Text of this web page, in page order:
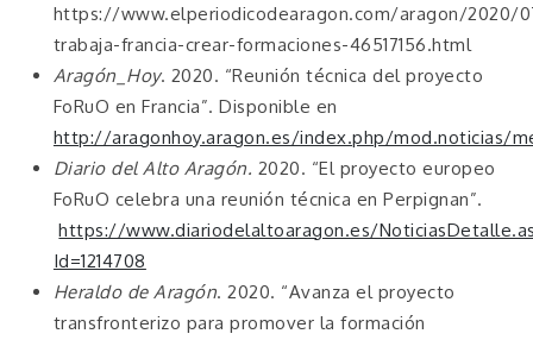
https://www.elperiodicodearagon.com/aragon/2020/
trabaja-francia-crear-formaciones-46517156.html
Aragón_Hoy. 2020. “Reunión técnica del proyecto
FoRuO en Francia”. Disponible en
http://aragonhoy.aragon.es/index.php/mod.noticias/
Diario del Alto Aragón. 2020. “El proyecto europeo
FoRuO celebra una reunión técnica en Perpignan”.
https://www.diariodelaltoaragon.es/
Id=1214708
Heraldo de Aragón. 2020. “Avanza el proyecto
transfronterizo para promover la formación